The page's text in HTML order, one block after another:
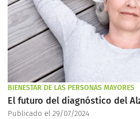
BIENESTAR DE LAS PERSONAS MAYORES
El futuro del diagnóstico del
Publicado el 29/07/2024